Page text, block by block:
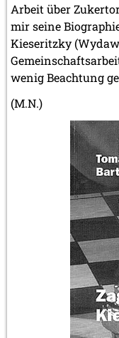
Arbeit über
mir seine
Kieseritzky
wenig Beachtung
(M.N.)